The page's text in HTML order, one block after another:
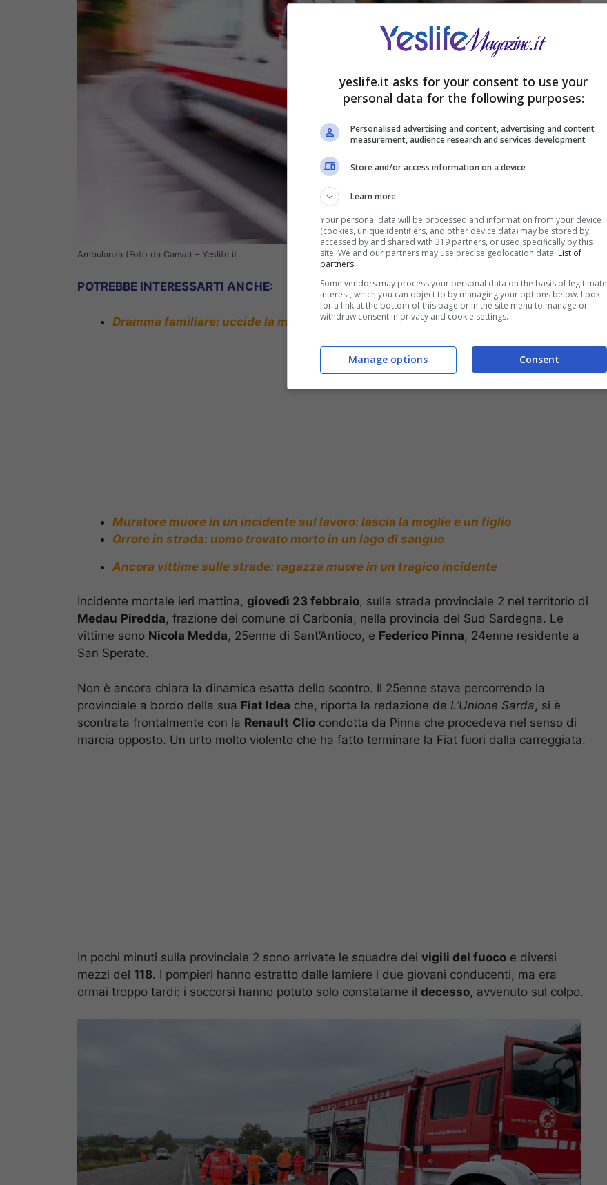
Ambulanza (Foto da Canva) – Yeslife.it
POTREBBE INTERESSARTI ANCHE:
Dramma familiare: uccide la madre nel sonno e chiama la polizia
Muratore muore in un incidente sul lavoro: lascia la moglie e un figlio
Orrore in strada: uomo trovato morto in un lago di sangue
Ancora vittime sulle strade: ragazza muore in un tragico incidente
Incidente mortale ieri mattina, giovedì 23 febbraio, sulla strada provinciale 2 nel territorio di
Medau Piredda, frazione del comune di Carbonia, nella provincia del Sud Sardegna. Le
vittime sono Nicola Medda, 25enne di Sant’Antioco, e Federico Pinna, 24enne residente a
San Sperate.
Non è ancora chiara la dinamica esatta dello scontro. Il 25enne stava percorrendo la
provinciale a bordo della sua Fiat Idea che, riporta la redazione de L’Unione Sarda, si è
scontrata frontalmente con la Renault Clio condotta da Pinna che procedeva nel senso di
marcia opposto. Un urto molto violento che ha fatto terminare la Fiat fuori dalla carreggiata.
In pochi minuti sulla provinciale 2 sono arrivate le squadre dei vigili del fuoco e diversi
mezzi del 118. I pompieri hanno estratto dalle lamiere i due giovani conducenti, ma era
ormai troppo tardi: i soccorsi hanno potuto solo constatarne il decesso, avvenuto sul colpo.
yeslife.it asks for your consent to use your
personal data for the following purposes:
Personalised advertising and content, advertising and content
measurement, audience research and services development
Store and/or access information on a device
Learn more
Your personal data will be processed and information from your device
(cookies, unique identifiers, and other device data) may be stored by,
accessed by and shared with 319 partners, or used specifically by this
site. We and our partners may use precise geolocation data. List of
partners.
Some vendors may process your personal data on the basis of legitimate
interest, which you can object to by managing your options below. Look
for a link at the bottom of this page or in the site menu to manage or
withdraw consent in privacy and cookie settings.
Consent
Manage options